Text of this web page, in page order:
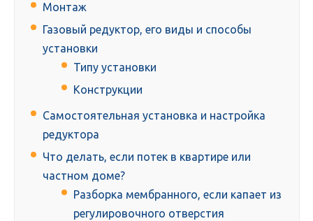
Монтаж
Газовый редуктор, его виды и способы
установки
Типу установки
Конструкции
Самостоятельная установка и настройка
редуктора
Что делать, если потек в квартире или
частном доме?
Разборка мембранного, если капает из
регулировочного отверстия